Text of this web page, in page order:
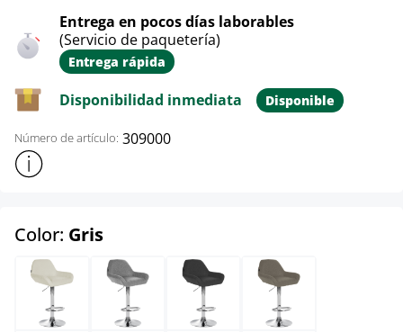
Entrega en pocos días laborables
(Servicio de paquetería)
Entrega rápida
Disponibilidad inmediata Disponible
Número de artículo: 309000
Mostrar más información sobre el producto
Color: Grisselect
Crema Gris Gris oscuro Gris topo